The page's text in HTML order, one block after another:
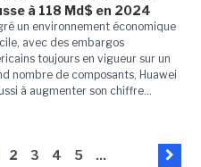
à 118 Md$ en 2024
un environnement économique
avec des embargos
toujours en vigueur sur un
nombre de composants, Huawei
à augmenter son chiffre...
2 3 4 5 ...